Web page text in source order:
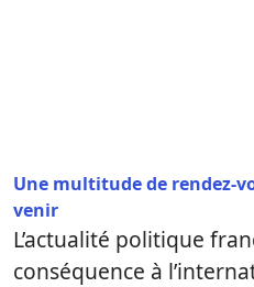
Une multitude de rendez-
venir
L’actualité politique
conséquence à